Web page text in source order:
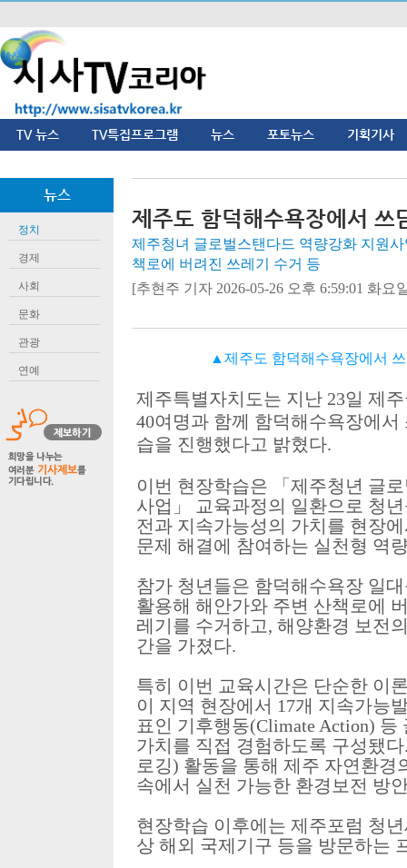
TV 뉴스 TV특집프로그램 뉴스 포토뉴스 기획기사
뉴스
정치
경제
사회
문화
관광
연예
제주도 함덕해수욕장에서 쓰
제주청녀 글로벌스탠다드 역량강화 지원
책로에 버려진 쓰레기 수거 등
[추현주 기자 2026-05-26 오후 6:59:01 화요
▲제주도 함덕해수욕장에서
제주특별자치도는 지난 23일 제
40여명과 함께 함덕해수욕장에서
습을 진행했다고 밝혔다.
이번 현장학습은 「 제주청년 글
사업 」
교육과정의 일환으로 청
전과 지속가능성의 가치를 현장
문제 해결에 참여하는 실천형 역
참가 청년들은 함덕해수욕장 일
활용해 해안가와 주변 산책로에
레기를 수거하고, 해양환경 보전
간을 가졌다.
특히 이번 교육시간은 단순한 이
이 지역 현장에서 17개 지속가능
표인 기후행동(Climate Action) 등
가치를 직접 경험하도록 구성됐다
로깅) 활동을 통해 제주 자연환경
속에서 실천 가능한 환경보전 방
현장학습 이후에는 제주포럼 청
상 해외 국제기구 등을 방문하는